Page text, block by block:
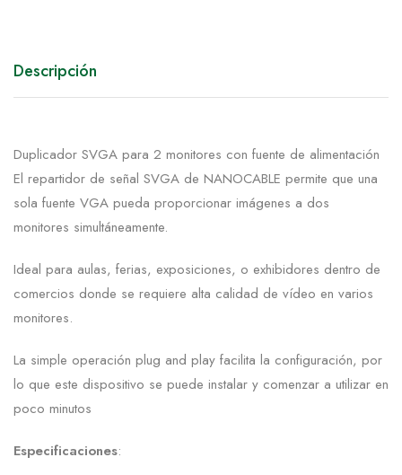
Descripción
Duplicador SVGA para 2 monitores con fuente de alimentación
El repartidor de señal SVGA de NANOCABLE permite que una
sola fuente VGA pueda proporcionar imágenes a dos
monitores simultáneamente.
Ideal para aulas, ferias, exposiciones, o exhibidores dentro de
comercios donde se requiere alta calidad de vídeo en varios
monitores.
La simple operación plug and play facilita la configuración, por
lo que este dispositivo se puede instalar y comenzar a utilizar en
poco minutos
Especificaciones: